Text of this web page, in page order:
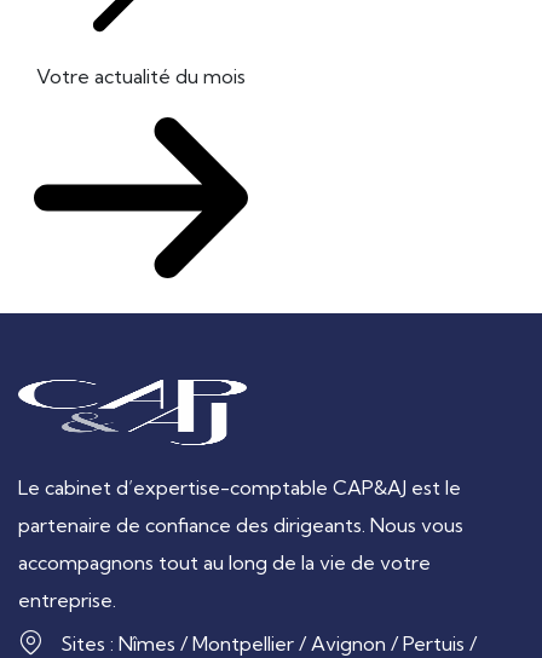
Votre actualité du mois
Le cabinet d’expertise-comptable CAP&AJ est le
partenaire de confiance des dirigeants. Nous vous
accompagnons tout au long de la vie de votre
entreprise.
Sites : Nîmes / Montpellier / Avignon / Pertuis /